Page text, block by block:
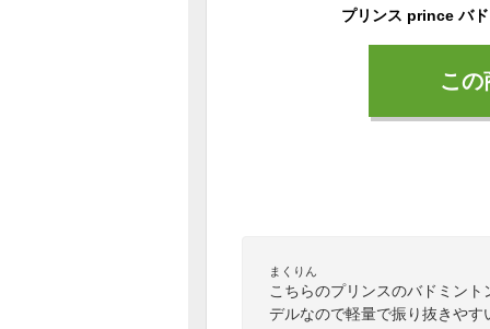
こ
まくりん
こちらのプリンスのバドミン
デルなので軽量で振り抜きや